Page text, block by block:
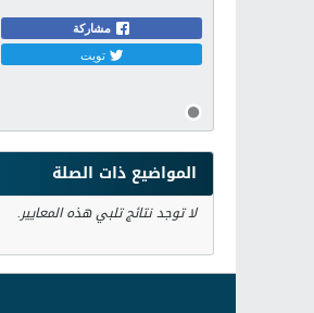
مشاركة
تويت
المواضيع ذات الصلة
لا توجد نتائج تلبي هذه المعايير.